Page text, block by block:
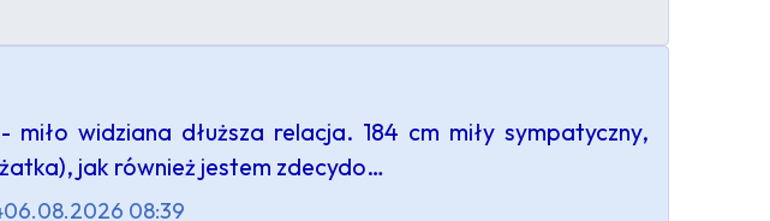
widziana dłuższa relacja. 184 cm miły sympatyczny,
jak również jestem zdecydo…
06.08.2026 08:39